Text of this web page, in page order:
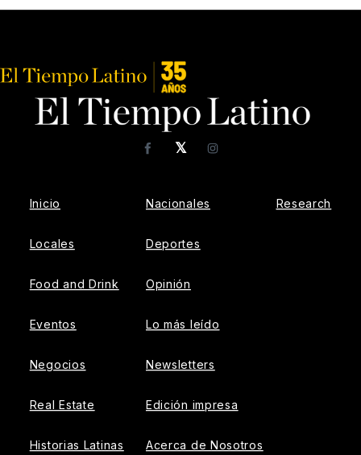
𝕏
FacebookInstagram
Inicio
Locales
Food and Drink
Eventos
Negocios
Real Estate
Historias Latinas
Nacionales
Deportes
Opinión
Lo más leído
Newsletters
Edición impresa
Acerca de Nosotros
Research